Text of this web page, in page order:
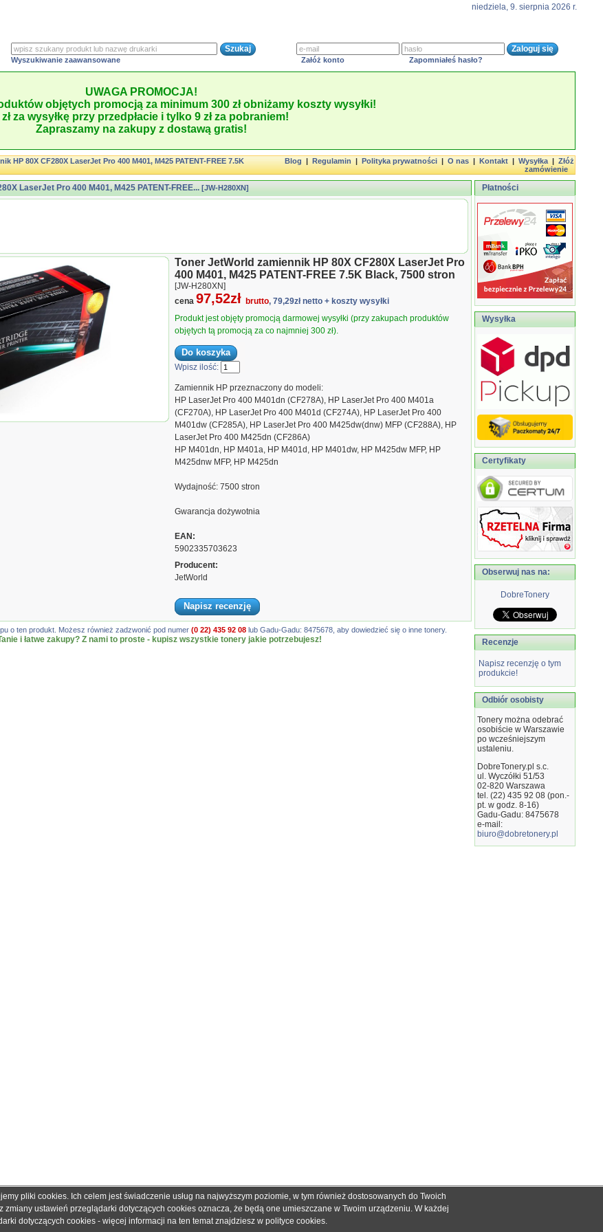
niedziela, 9. sierpnia 2026 r.
Wyszukiwanie zaawansowane Załóż konto Zapomniałeś hasło?
UWAGA PROMOCJA!
objętych promocją za minimum 300 zł obniżamy koszty wysyłki!
zł za wysyłkę przy przedpłacie i tylko 9 zł za pobraniem!
Zapraszamy na zakupy z dostawą gratis!
HP 80X CF280X LaserJet Pro 400 M401, M425 PATENT-FREE 7.5K
Blog|Regulamin|Polityka prywatności|O nas|Kontakt|Wysyłka|Złóż
zamówienie
LaserJet Pro 400 M401, M425 PATENT-FREE... [JW-H280XN]
HP 80X CF280X LaserJet
Toner JetWorld zamiennik HP 80X CF280X LaserJet Pro
400 M401, M425 PATENT-FREE 7.5K Black, 7500 stron
[JW-H280XN]
cena 97,52zł brutto, 79,29zł netto + koszty wysyłki
Produkt jest objęty promocją darmowej wysyłki (przy zakupach produktów
objętych tą promocją za co najmniej 300 zł).
Wpisz ilość:
Zamiennik HP przeznaczony do modeli:
HP LaserJet Pro 400 M401dn (CF278A), HP LaserJet Pro 400 M401a
(CF270A), HP LaserJet Pro 400 M401d (CF274A), HP LaserJet Pro 400
M401dw (CF285A), HP LaserJet Pro 400 M425dw(dnw) MFP (CF288A), HP
LaserJet Pro 400 M425dn (CF286A)
HP M401dn, HP M401a, HP M401d, HP M401dw, HP M425dw MFP, HP
M425dnw MFP, HP M425dn
Wydajność: 7500 stron
Gwarancja dożywotnia
EAN:
5902335703623
Producent:
JetWorld
Napisz recenzję
o ten produkt. Możesz również zadzwonić pod numer (0 22) 435 92 08lub Gadu-Gadu: 8475678, aby dowiedzieć się o inne tonery.
i łatwe zakupy? Z nami to proste - kupisz wszystkie tonery jakie potrzebujesz!
Płatności
Wysyłka
Certyfikaty
Obserwuj nas na:
DobreTonery
Recenzje
Napisz recenzję o tym
produkcie!
Odbiór osobisty
Tonery można odebrać
osobiście w Warszawie
po wcześniejszym
ustaleniu.
DobreTonery.pl s.c.
ul. Wyczółki 51/53
02-820 Warszawa
tel. (22) 435 92 08 (pon.-
pt. w godz. 8-16)
Gadu-Gadu: 8475678
e-mail:
biuro@dobretonery.pl
są znakami zastrzeżonymi dla ich właścicieli i zostały użyte wyłącznie w celach informacyjnych dla określenia kompatybilności produktów.
że publikowane dane techniczne nie zawierają braków lub błędów, które jednak nie mogą być podstawą roszczeń.
jakichkolwiek wątpliwości prosimy o kontakt z handlowcem przed podjęciem decyzji o zakupie.
pliki cookies. Ich celem jest świadczenie usług na najwyższym poziomie, w tym również dostosowanych do Twoich
ustawień przeglądarki dotyczących cookies oznacza, że będą one umieszczane w Twoim urządzeniu. W każdej
dotyczących cookies - więcej informacji na ten temat znajdziesz w polityce cookies.